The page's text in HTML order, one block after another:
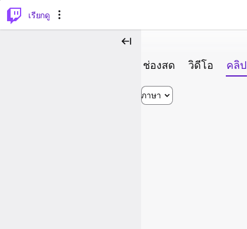
เรียกดู
ช่องสด วิดีโอ คลิป
ภาษา